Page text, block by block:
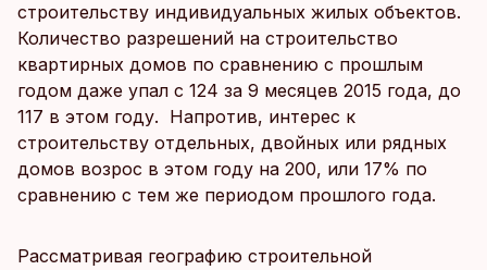
строительству индивидуальных жилых объектов.
Количество разрешений на строительство
квартирных домов по сравнению с прошлым
годом даже упал с 124 за 9 месяцев 2015 года, до
117 в этом году. Напротив, интерес к
строительству отдельных, двойных или рядных
домов возрос в этом году на 200, или 17% по
сравнению с тем же периодом прошлого года.
Рассматривая географию строительной